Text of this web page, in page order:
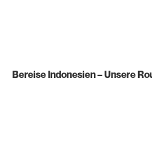
Bereise Indonesien – Unsere